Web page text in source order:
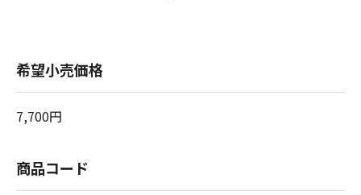
希望小売価格
7,700円
商品コード